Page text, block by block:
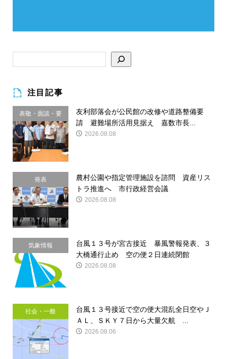
注目記事
表敬・面談・要
請
友利部落会が公民館の改修や道路整備要
請 避難場所活用見据え 嘉数市長...
2026.08.08
発表
農村公園や指定管理施設を諮問 資産リス
トラ推進へ 市行政経営会議
2026.08.08
気象情報
台風１３号が宮古接近 暴風警報発表、３
大橋通行止め 空の便２日連続閉館
2026.08.08
社会・一般
台風１３号接近で空の便大混乱全日空やＪ
ＡＬ、ＳＫＹ７日から大量欠航 ...
2026.08.06